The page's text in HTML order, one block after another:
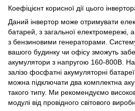
Коефіцієнт корисної дії цього
Даний інвертор може отримувати
батарей, з загальної електромережі,
з бензиновими генераторами.
вашого будинку чи офісу зможуть
акумулятори з напругою 160-800В.
залізо фосфатні акумуляторні
можна підключати два комплектна
такого типу. Ми рекомендуємо
модулі від провідного світового